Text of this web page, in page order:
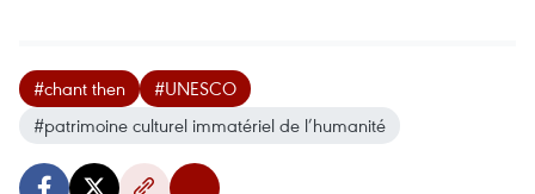
#chant then
#UNESCO
#patrimoine culturel immatériel de l’humanité